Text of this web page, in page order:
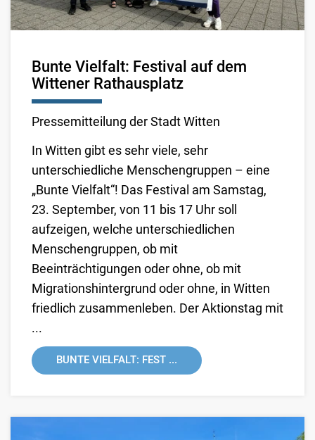
Bunte Vielfalt: Festival auf dem
Wittener Rathausplatz
Pressemitteilung der Stadt Witten
In Witten gibt es sehr viele, sehr
unterschiedliche Menschengruppen – eine
„Bunte Vielfalt“! Das Festival am Samstag,
23. September, von 11 bis 17 Uhr soll
aufzeigen, welche unterschiedlichen
Menschengruppen, ob mit
Beeinträchtigungen oder ohne, ob mit
Migrationshintergrund oder ohne, in Witten
friedlich zusammenleben. Der Aktionstag mit
...
BUNTE VIELFALT: FEST ...